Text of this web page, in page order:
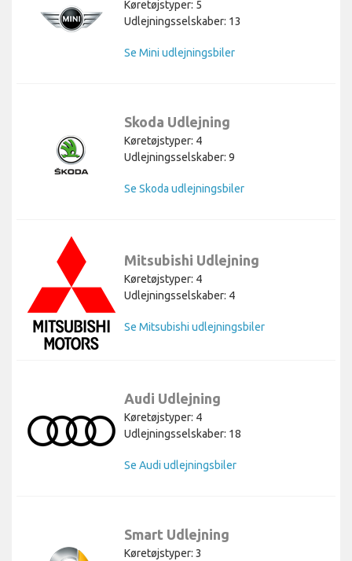
Køretøjstyper: 5
Udlejningsselskaber: 13
Se Mini udlejningsbiler
Skoda Udlejning
Køretøjstyper: 4
Udlejningsselskaber: 9
Se Skoda udlejningsbiler
Mitsubishi Udlejning
Køretøjstyper: 4
Udlejningsselskaber: 4
Se Mitsubishi udlejningsbiler
Audi Udlejning
Køretøjstyper: 4
Udlejningsselskaber: 18
Se Audi udlejningsbiler
Smart Udlejning
Køretøjstyper: 3